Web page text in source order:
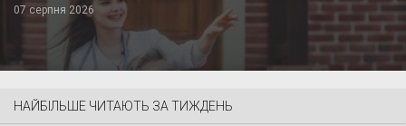
07 серпня 2026
НАЙБІЛЬШЕ ЧИТАЮТЬ ЗА ТИЖДЕНЬ